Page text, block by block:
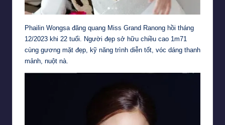
Phailin Wongsa đăng quang Miss Grand Ranong hồi tháng
12/2023 khi 22 tuổi. Người đẹp sở hữu chiều cao 1m71
cùng gương mặt đẹp, kỹ năng trình diễn tốt, vóc dáng thanh
mảnh, nuột nà.